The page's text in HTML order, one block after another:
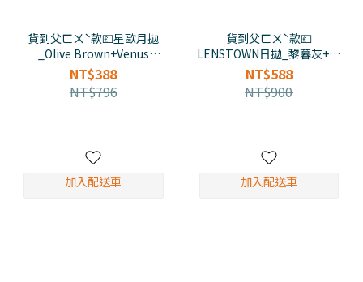
貨到父ㄈㄨˋ款💷星歐月拋
_Olive Brown+Venus
Marble
NT$388
NT$796
加入配送車
貨到父ㄈㄨˋ款💷
LENSTOWN日拋_黎暮灰+暖
日杏
NT$588
NT$900
加入配送車